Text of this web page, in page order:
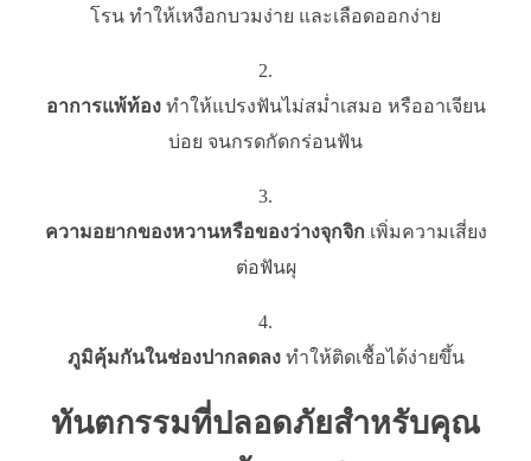
โรน ทำให้เหงือกบวมง่าย และเลือดออกง่าย
อาการแพ้ท้องทำให้แปรงฟันไม่สม่ำเสมอ หรืออาเจียน
บ่อย จนกรดกัดกร่อนฟัน
ความอยากของหวานหรือของว่างจุกจิก เพิ่มความเสี่ยง
ต่อฟันผุ
ภูมิคุ้มกันในช่องปากลดลงทำให้ติดเชื้อได้ง่ายขึ้น
ทันตกรรมที่ปลอดภัยสำหรับคุณ